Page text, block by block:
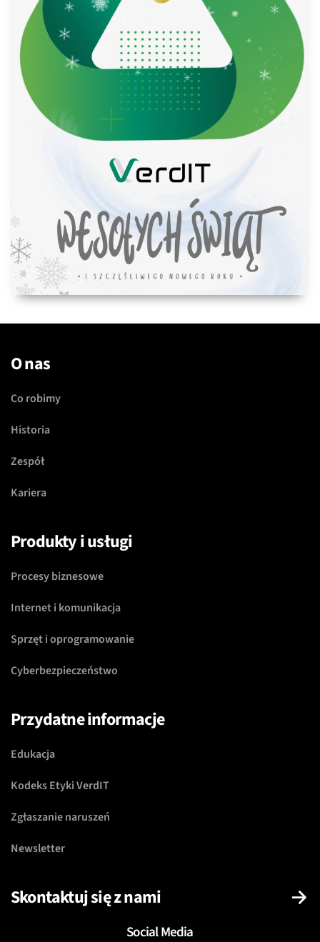
O nas
Co robimy
Historia
Zespół
Kariera
Produkty i usługi
Procesy biznesowe
Internet i komunikacja
Sprzęt i oprogramowanie
Cyberbezpieczeństwo
Przydatne informacje
Edukacja
Kodeks Etyki VerdIT
Zgłaszanie naruszeń
Newsletter
Skontaktuj się z nami
Social Media